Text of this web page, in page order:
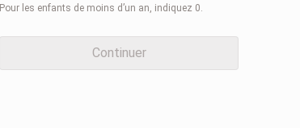
Pour les enfants de moins d’un an, indiquez 0.
Continuer